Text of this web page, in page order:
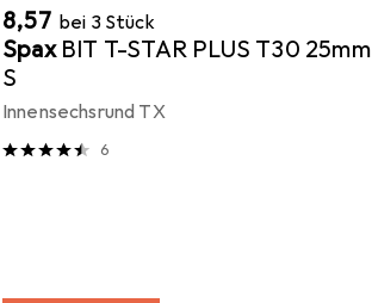
EUR
8,57 bei 3 Stück
Spax BIT T-STAR PLUS T30 25mm
S
Innensechsrund TX
6